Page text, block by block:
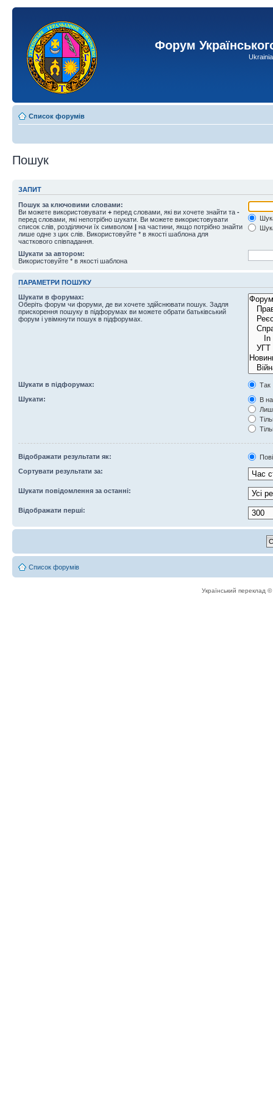
Форум
Список форумів
Пошук
ЗАПИТ
Пошук за ключовими словами:
Ви можете використовувати + перед словами, які ви хочете знайти та -
перед словами, які непотрібно шукати. Ви можете використовувати
список слів, розділяючи їх символом | на частини, якщо потрібно знайти
лише одне з цих слів. Використовуйте * в якості шаблона для
часткового співпадання.
Шукати за автором:
Використовуйте * в якості шаблона
ПАРАМЕТРИ ПОШУКУ
Шукати в форумах:
Оберіть форум чи форуми, де ви хочете здійснювати пошук. Задля
прискорення пошуку в підфорумах ви можете обрати батьківський
форум і увімкнути пошук в підфорумах.
Шукати в підфорумах:
Так
Шукати:
В
Відображати результати як:
Сортувати результати за:
Шукати повідомлення за останні:
Відображати перші:
Список форумів
Український переклад